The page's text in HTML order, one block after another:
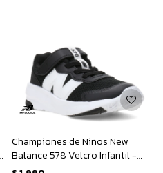
Championes de Niños New
Balance 578 Velcro Infantil -
Negro - Blanco